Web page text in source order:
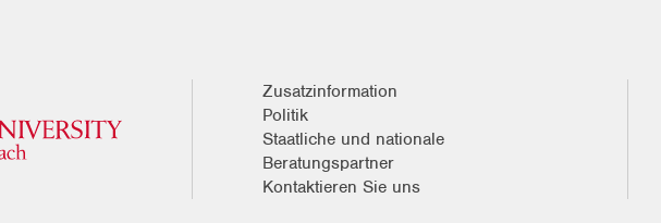
Zusatzinformation
Politik
Staatliche und nationale
Beratungspartner
Kontaktieren Sie uns